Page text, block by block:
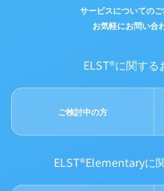
サービスについての
お気軽にお問い合
ELST®に関す
ご検討中の方
ELST®Elementaryに